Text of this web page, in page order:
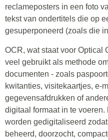
reclameposters in een foto
tekst van ondertitels die op
gesuperponeerd (zoals die
OCR, wat staat voor Optical
veel gebruikt als methode
documenten - zoals
kwitanties, visitekaartjes, e-
gegevensafdrukken of
digitaal formaat in te
worden gedigitaliseerd
beheerd, doorzocht,